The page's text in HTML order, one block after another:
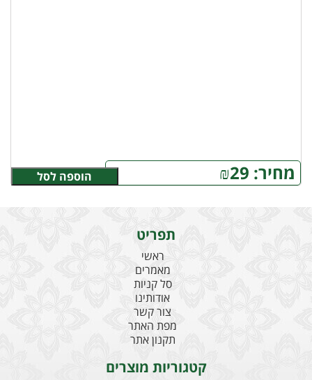
מחיר: ₪29 הוספה לסל
תפריט
ראשי
מאמרים
סל קניות
אודותינו
צור קשר
מפת האתר
תקנון אתר
קטגוריות מוצרים